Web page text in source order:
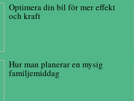
Optimera din bil för mer effekt
och kraft
Hur man planerar en mysig
familjemiddag